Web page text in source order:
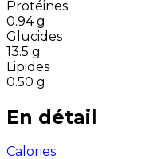
Protéines
0.94 g
Glucides
13.5 g
Lipides
0.50 g
En détail
Calories